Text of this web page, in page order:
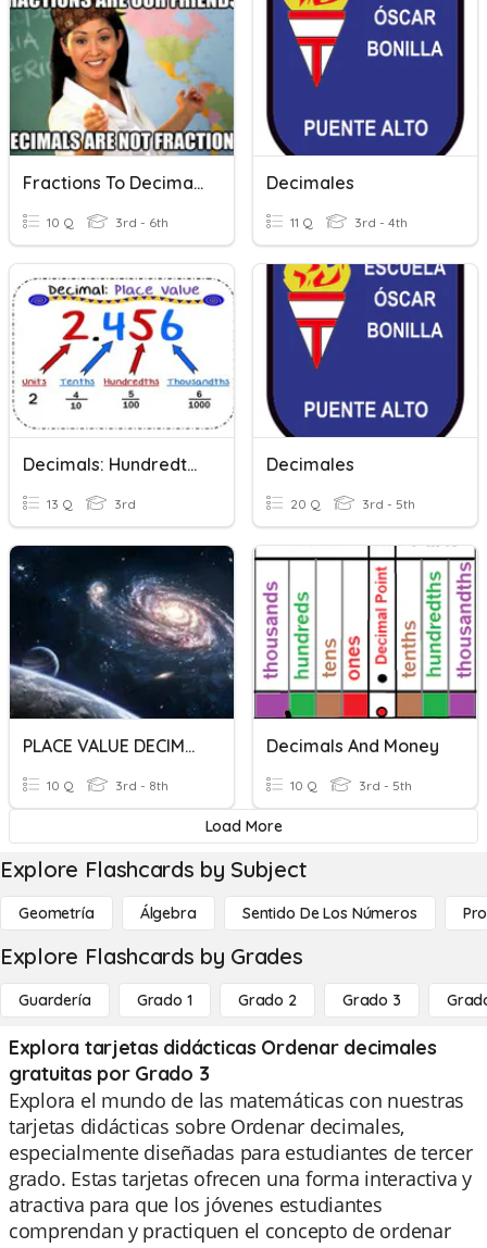
Fractions To Decimals
10 Q 3rd - 6th
Decimales
11 Q 3rd - 4th
Decimals: Hundredths
13 Q 3rd
Decimales
20 Q 3rd - 5th
PLACE VALUE DECIMALS
10 Q 3rd - 8th
Decimals And Money
10 Q 3rd - 5th
Load More
Explore Flashcards by Subject
Geometría Álgebra Sentido De Los Números
Explore Flashcards by Grades
Guardería Grado 1 Grado 2 Grado 3
Explora tarjetas didácticas Ordenar decimales
gratuitas por Grado 3
Explora el mundo de las matemáticas con nuestras
tarjetas didácticas sobre Ordenar decimales,
especialmente diseñadas para estudiantes de tercer
grado. Estas tarjetas ofrecen una forma interactiva y
atractiva para que los jóvenes estudiantes
comprendan y practiquen el concepto de ordenar